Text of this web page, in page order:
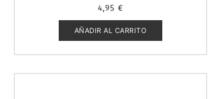
con
de
5
4,95 €
AÑADIR AL CARRITO